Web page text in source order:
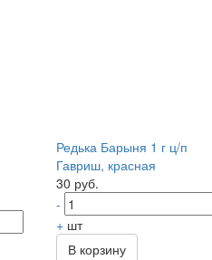
Редька Барыня 1 г ц/п
Гавриш, красная
30 руб.
-
+ шт
В корзину